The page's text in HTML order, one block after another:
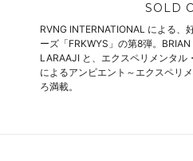
SOLD
RVNG INTERNATIONAL による、
ーズ「FRKWYS」の第8弾。
LARAAJI と、エクスペリメンタル
によるアンビエント～エクスペリ
ろ満載。